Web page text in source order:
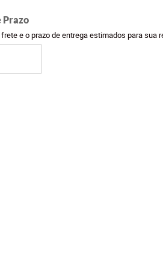
Prazo
e o prazo de entrega estimados para sua